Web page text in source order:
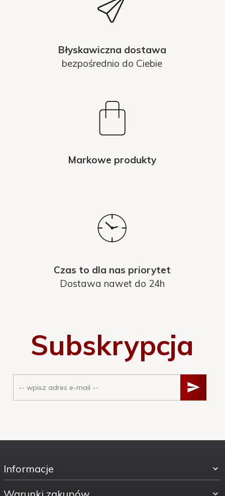
Błyskawiczna dostawa
bezpośrednio do Ciebie
Markowe produkty
Czas to dla nas priorytet
Dostawa nawet do 24h
Subskrypcja
Informacje